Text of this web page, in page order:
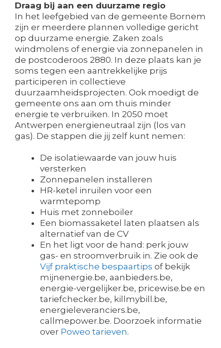
Draag bij aan een duurzame regio
In het leefgebied van de gemeente Bornem
zijn er meerdere plannen volledige gericht
op duurzame energie. Zaken zoals
windmolens of energie via zonnepanelen in
de postcoderoos 2880. In deze plaats kan je
soms tegen een aantrekkelijke prijs
participeren in collectieve
duurzaamheidsprojecten. Ook moedigt de
gemeente ons aan om thuis minder
energie te verbruiken. In 2050 moet
Antwerpen energieneutraal zijn (los van
gas). De stappen die jij zelf kunt nemen:
De isolatiewaarde van jouw huis
versterken
Zonnepanelen installeren
HR-ketel inruilen voor een
warmtepomp
Huis met zonneboiler
Een biomassaketel laten plaatsen als
alternatief van de CV
En het ligt voor de hand: perk jouw
gas- en stroomverbruik in. Zie ook de
Vijf praktische bespaartips of bekijk
mijnenergie.be, aanbieders.be,
energie-vergelijker.be, pricewise.be en
tariefchecker.be, killmybill.be,
energieleveranciers.be,
callmepower.be. Doorzoek informatie
over Poweo tarieven.